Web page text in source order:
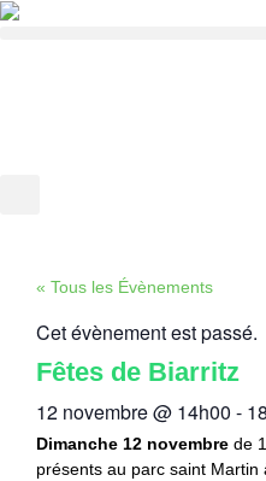
« Tous les Évènements
Cet évènement est passé.
Fêtes de Biarritz
12 novembre@ 14h00 -
Dimanche 12 novembre de
présents au parc saint Martin